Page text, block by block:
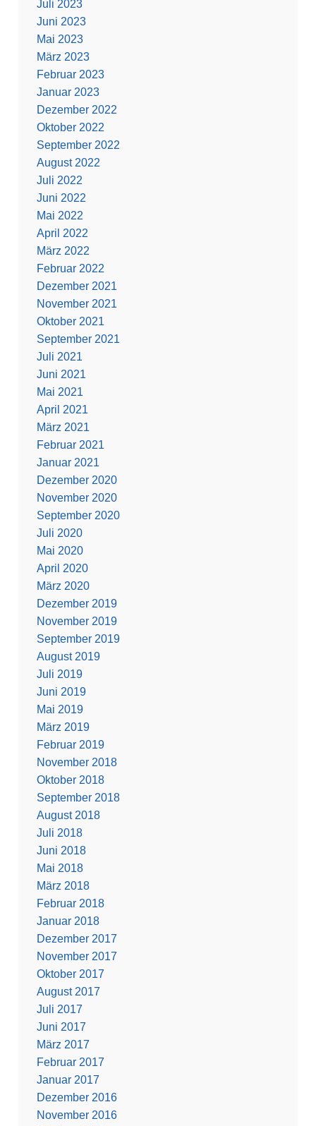
Juli 2023
Juni 2023
Mai 2023
März 2023
Februar 2023
Januar 2023
Dezember 2022
Oktober 2022
September 2022
August 2022
Juli 2022
Juni 2022
Mai 2022
April 2022
März 2022
Februar 2022
Dezember 2021
November 2021
Oktober 2021
September 2021
Juli 2021
Juni 2021
Mai 2021
April 2021
März 2021
Februar 2021
Januar 2021
Dezember 2020
November 2020
September 2020
Juli 2020
Mai 2020
April 2020
März 2020
Dezember 2019
November 2019
September 2019
August 2019
Juli 2019
Juni 2019
Mai 2019
März 2019
Februar 2019
November 2018
Oktober 2018
September 2018
August 2018
Juli 2018
Juni 2018
Mai 2018
März 2018
Februar 2018
Januar 2018
Dezember 2017
November 2017
Oktober 2017
August 2017
Juli 2017
Juni 2017
März 2017
Februar 2017
Januar 2017
Dezember 2016
November 2016